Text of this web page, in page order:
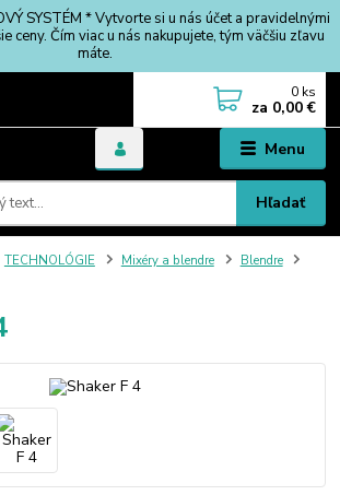
SYSTÉM * Vytvorte si u nás účet a pravidelnými
ceny. Čím viac u nás nakupujete, tým väčšiu zľavu
máte.
Menu
Hľadať
0 ks
za 0,00 €
TECHNOLÓGIE Mixéry a blendre
Blendre